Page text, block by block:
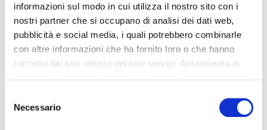
informazioni sul modo in cui utilizza il nostro sito con i
nostri partner che si occupano di analisi dei dati web,
pubblicità e social media, i quali potrebbero combinarle
con altre informazioni che ha fornito loro o che hanno
raccolto dal suo utilizzo dei loro servizi. Acconsenta ai
delNecessario
Ti potrebbe interessare: